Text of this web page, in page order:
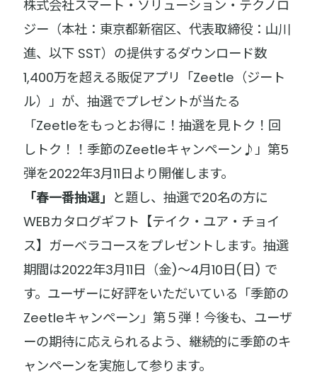
株式会社スマート・ソリューション・テクノロ
ジー（本社：東京都新宿区、代表取締役：山川
進、以下 SST）の提供するダウンロード数
1,400万を超える販促アプリ「Zeetle（ジート
ル）」が、抽選でプレゼントが当たる
「Zeetleをもっとお得に！抽選を見トク！回
しトク！！季節のZeetleキャンペーン♪」第5
弾を2022年3月11日より開催します。
「春一番抽選」 と題し、抽選で20名の方に
WEBカタログギフト【テイク・ユア・チョイ
ス】ガーベラコースをプレゼントします。抽選
期間は2022年3月11日（金)〜4月10日(日) で
す。ユーザーに好評をいただいている「季節の
Zeetleキャンペーン」第５弾！今後も、ユーザ
ーの期待に応えられるよう、継続的に季節のキ
ャンペーンを実施して参ります。